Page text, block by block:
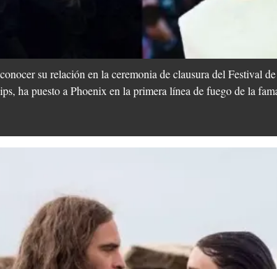
su relación en la ceremonia de clausura del Festival
ha puesto a Phoenix en la primera línea de fuego de la